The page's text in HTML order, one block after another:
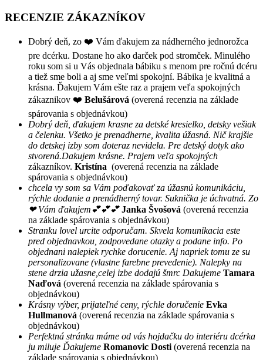
RECENZIE ZÁKAZNÍKOV
Dobrý deň, zo ❤️ Vám ďakujem za nádherného jednorožca
pre dcérku. Dostane ho ako darček pod stromček. Minulého
roku som si u Vás objednala bábiku s menom pre ročnú dcéru
a tiež sme boli a aj sme veľmi spokojní. Bábika je kvalitná a
krásna. Ďakujem Vám ešte raz a prajem veľa spokojných
zákaznikov ❤️ Belušárová (overená recenzia na základe
spárovania s objednávkou)
Dobrý deň, ďakujem krasne za detské kresielko, detsky vešiak
a čelenku. Všetko je prenadherne, kvalita úžasná. Nič krajšie
do detskej izby som doteraz nevidela. Pre detský dotyk ako
stvorená.Dakujem krásne. Prajem veľa spokojných
zákazníkov. Kristína (overená recenzia na základe
spárovania s objednávkou)
chcela vy som sa Vám poďakovať za úžasnú komunikáciu,
rýchle dodanie a prenádherný tovar. Suknička je úchvatná. Zo
❤ Vám ďakujem💕💕💕 Janka Švošová (overená recenzia
na základe spárovania s objednávkou)
Stranku lovel urcite odporučam. Skvela komunikacia este
pred objednavkou, zodpovedane otazky a podane info. Po
objednani nalepiek rychke dorucenie. Aj napriek tomu ze su
personalizovane (vlastne farebne prevedenie). Nalepky na
stene drzia užasne,celej izbe dodajú šmrc Dakujeme Tamara
Naďová (overená recenzia na základe spárovania s
objednávkou)
Krásny výber, prijateľné ceny, rýchle doručenie Evka
Hullmanová (overená recenzia na základe spárovania s
objednávkou)
Perfektná stránka máme od vás hojdačku do interiéru dcérka
ju miluje Ďakujeme Romanovic Dosti (overená recenzia na
základe spárovania s objednávkou)